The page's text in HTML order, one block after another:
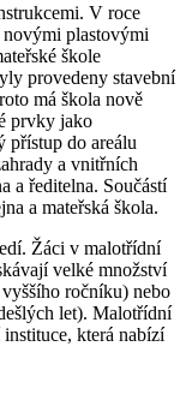
V roce
novými plastovými
škole
provedeny stavební
má škola nově
prvky jako
přístup do areálu
a vnitřních
a ředitelna. Součástí
a mateřská škola.
Žáci v malotřídní
velké množství
ročníku) nebo
let). Malotřídní
která nabízí